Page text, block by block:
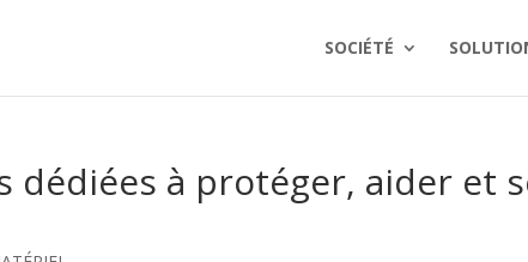
SOCIÉTÉ
dédiées à protéger, aider et